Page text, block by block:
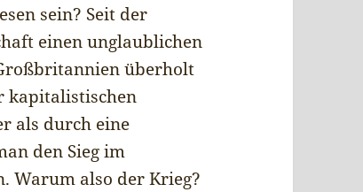
sein? Seit der
einen unglaublichen
überholt
kapitalistischen
als durch eine
den Sieg im
Warum also der Krieg?